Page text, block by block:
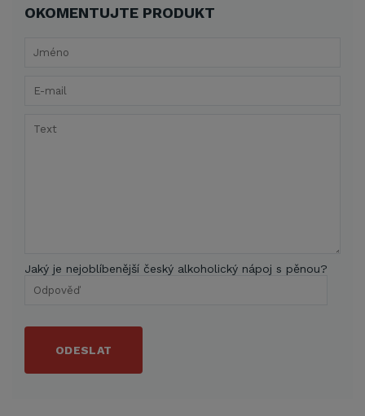
OKOMENTUJTE PRODUKT
Jaký je nejoblíbenější český alkoholický nápoj s pěnou?
ODESLAT